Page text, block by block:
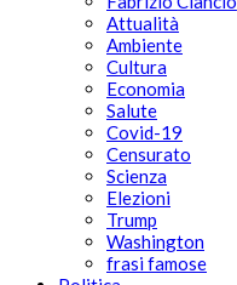
Attualità
Ambiente
Cultura
Economia
Salute
Covid-19
Censurato
Scienza
Elezioni
Trump
Washington
frasi famose